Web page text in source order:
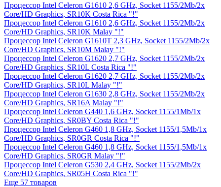
Процессор Intel Celeron G1610 2,6 GHz, Socket 1155/2Mb/2x
Core/HD Graphics, SR10K Costa Rica "!"
Процессор Intel Celeron G1610 2,6 GHz, Socket 1155/2Mb/2x
Core/HD Graphics, SR10K Malay "!"
Процессор Intel Celeron G1610T 2,3 GHz, Socket 1155/2Mb/2x
Core/HD Graphics, SR10M Malay "!"
Процессор Intel Celeron G1620 2,7 GHz, Socket 1155/2Mb/2x
Core/HD Graphics, SR10L Costa Rica "!"
Процессор Intel Celeron G1620 2,7 GHz, Socket 1155/2Mb/2x
Core/HD Graphics, SR10L Malay "!"
Процессор Intel Celeron G1630 2,8 GHz, Socket 1155/2Mb/2x
Core/HD Graphics, SR16A Malay "!"
Процессор Intel Celeron G440 1,6 GHz, Socket 1155/1Mb/1x
Core/HD Graphics, SR0BY Costa Rica "!"
Процессор Intel Celeron G460 1,8 GHz, Socket 1155/1,5Mb/1x
Core/HD Graphics, SR0GR Costa Rica "!"
Процессор Intel Celeron G460 1,8 GHz, Socket 1155/1,5Mb/1x
Core/HD Graphics, SR0GR Malay "!"
Процессор Intel Celeron G530 2,4 GHz, Socket 1155/2Mb/2x
Core/HD Graphics, SR05H Costa Rica "!"
Еще 57 товаров